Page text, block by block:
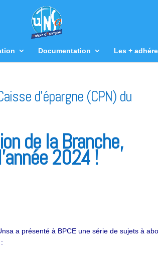
Documentation Les +
d’épargne (CPN) du
de la Branche,
2024 !
a présenté à BPCE une série de sujets à